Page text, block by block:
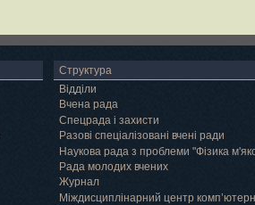
Структура
Відділи
Вчена рада
Спецрада і захисти
Разові спеціалізовані вчені ради
Наукова рада з проблеми "Фізика
Рада молодих вчених
Журнал
Міждисциплінарний центр